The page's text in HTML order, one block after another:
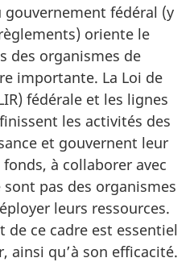
fédéral (y
oriente le
des organismes de
importante. La Loi de
fédérale et les lignes
les activités des
et gouvernent leur
à collaborer avec
pas des organismes
leurs ressources.
ce cadre est essentiel
ainsi qu’à son efficacité.